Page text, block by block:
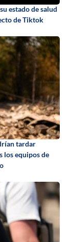
estado de salud
de Tiktok
tardar
los equipos de